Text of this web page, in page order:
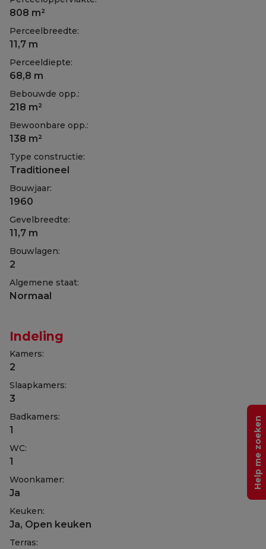
808 m²
Perceelbreedte:
11,7 m
Perceeldiepte:
68,8 m
Bebouwde opp.:
218 m²
Bewoonbare opp.:
138 m²
Type constructie:
Traditioneel
Bouwjaar:
1960
Gevelbreedte:
11,7 m
Bouwlagen:
2
Algemene staat:
Normaal
Indeling
Kamers:
2
Slaapkamers:
3
Badkamers:
1
WC:
1
Woonkamer:
Ja
Keuken:
Ja, Open keuken
Terras:
Help me zoeken